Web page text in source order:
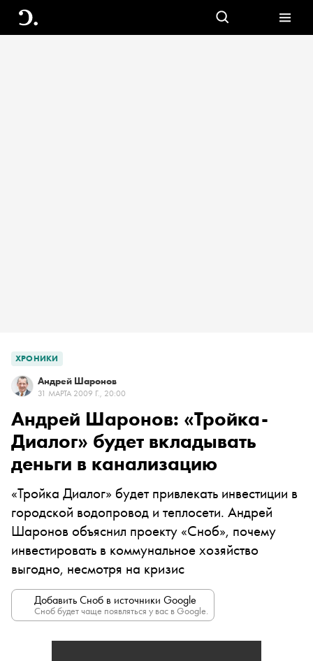
ХРОНИКИ
Андрей Шаронов
31 МАРТА 2009 Г., 20:00
Андрей Шаронов: «Тройка-
Диалог» будет вкладывать
деньги в канализацию
«Тройка Диалог» будет привлекать инвестиции в
городской водопровод и теплосети. Андрей
Шаронов объяснил проекту «Сноб», почему
инвестировать в коммунальное хозяйство
выгодно, несмотря на кризис
Добавить Сноб в источники Google
Сноб будет чаще появляться у вас в Google.